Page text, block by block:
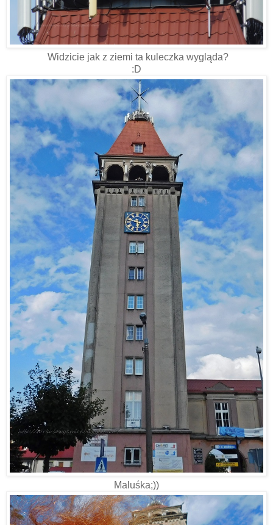
Widzicie jak z ziemi ta kuleczka wygląda?
:D
Maluśka;))